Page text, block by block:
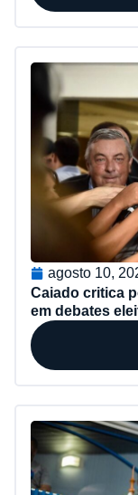
agosto 10,
Caiado critica
em debates